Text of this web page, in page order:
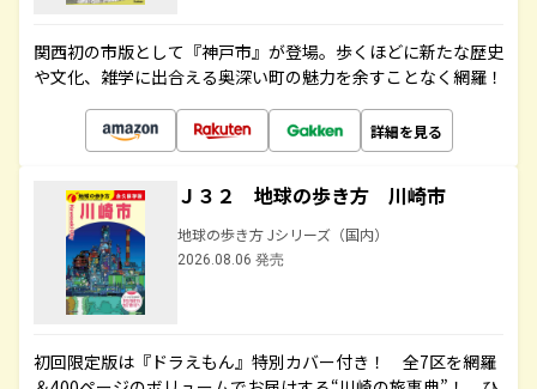
関西初の市版として『神戸市』が登場。歩くほどに新たな歴史
や文化、雑学に出合える奥深い町の魅力を余すことなく網羅！
詳細を見る
Ｊ３２ 地球の歩き方 川崎市
地球の歩き方 Jシリーズ（国内）
2026.08.06 発売
初回限定版は『ドラえもん』特別カバー付き！ 全7区を網羅